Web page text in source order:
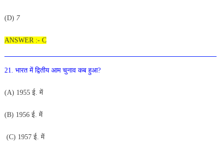
(D) 7
ANSWER :- C
21. भारत में द्वितीय आम चुनाव कब हुआ?
(A) 1955 ई. में
(B) 1956 ई. में
(C) 1957 ई. में